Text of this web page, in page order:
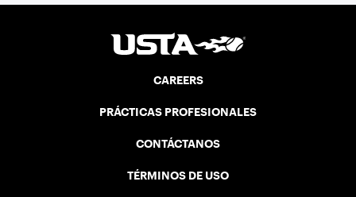
CAREERS
PRÁCTICAS PROFESIONALES
CONTÁCTANOS
TÉRMINOS DE USO